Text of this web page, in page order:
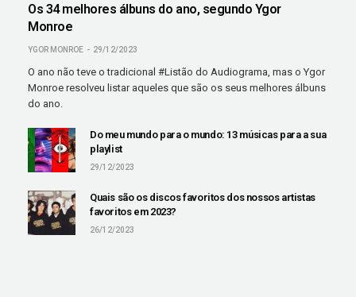
Os 34 melhores álbuns do ano, segundo Ygor
Monroe
YGOR MONROE 29/12/2023
O ano não teve o tradicional #Listão do Audiograma, mas o Ygor
Monroe resolveu listar aqueles que são os seus melhores álbuns
do ano.
Do meu mundo para o mundo: 13 músicas para a sua
playlist
29/12/2023
Quais são os discos favoritos dos nossos artistas
favoritos em 2023?
26/12/2023